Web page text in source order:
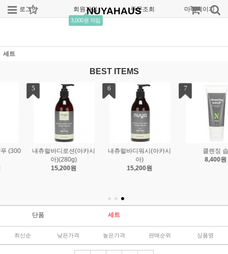
로그인 회원가입
3,000원 적립
주문조회 마이페이지
NUYAHAUS
세트
BEST ITEMS
워시(아카시
클렌징 솝
8,400원
단품 세트
최신순 낮은가격 높은가격 판매순위 상품명